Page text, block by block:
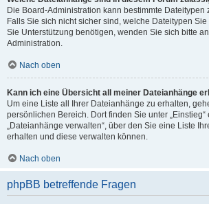
Die Board-Administration kann bestimmte Dateitypen
Falls Sie sich nicht sicher sind, welche Dateitypen
Sie Unterstützung benötigen, wenden Sie sich bitte
Administration.
Nach oben
Kann ich eine Übersicht all meiner Dateianhänge
Um eine Liste all Ihrer Dateianhänge zu erhalten,
persönlichen Bereich. Dort finden Sie unter „Einstieg“
„Dateianhänge verwalten“, über den Sie eine Liste
erhalten und diese verwalten können.
Nach oben
phpBB betreffende Fragen